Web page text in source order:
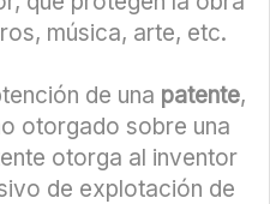
música, arte, etc.
de una patente,
otorgado sobre una
otorga al inventor
de explotación de